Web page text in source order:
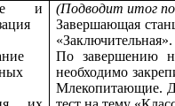
и
(Подводит итог по
Завершающая
«Заключительная».
По завершению
необходимо
Млекопитающие.